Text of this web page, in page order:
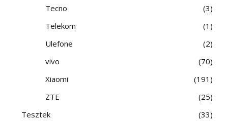
Tecno
3
Telekom
1
Ulefone
2
vivo
70
Xiaomi
191
ZTE
25
Tesztek
33